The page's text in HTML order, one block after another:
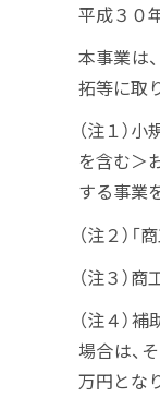
平成３０
本事業は
拓等に取
（注１）
を含む＞
する事業
（注２）
（注３）
（注４）
場合は、
万円とな